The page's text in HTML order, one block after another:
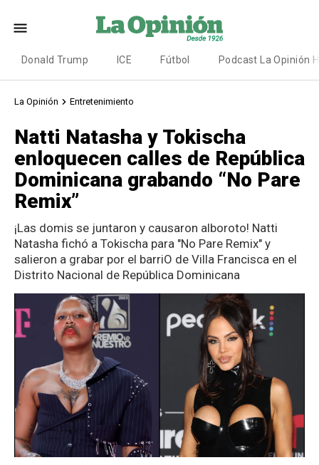
Donald Trump ICE Fútbol Podcast La Opinión
La Opinión Entretenimiento
Natti Natasha y Tokischa
enloquecen calles de República
Dominicana grabando “No Pare
Remix”
¡Las domis se juntaron y causaron alboroto! Natti
Natasha fichó a Tokischa para "No Pare Remix" y
salieron a grabar por el barriO de Villa Francisca en el
Distrito Nacional de República Dominicana